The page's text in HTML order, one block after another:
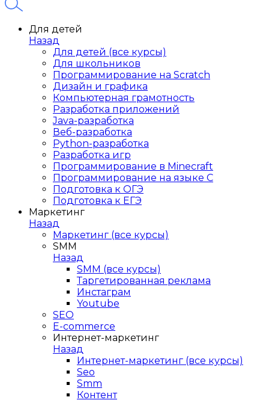
Для детей
Назад
Для детей (все курсы)
Для школьников
Программирование на Scratch
Дизайн и графика
Компьютерная грамотность
Разработка приложений
Java-разработка
Веб-разработка
Python-разработка
Разработка игр
Программирование в Minecraft
Программирование на языке C
Подготовка к ОГЭ
Подготовка к ЕГЭ
Маркетинг
Назад
Маркетинг (все курсы)
SMM
Назад
SMM (все курсы)
Таргетированная реклама
Инстаграм
Youtube
SEO
E-сommerce
Интернет-маркетинг
Назад
Интернет-маркетинг (все курсы)
Seo
Smm
Контент